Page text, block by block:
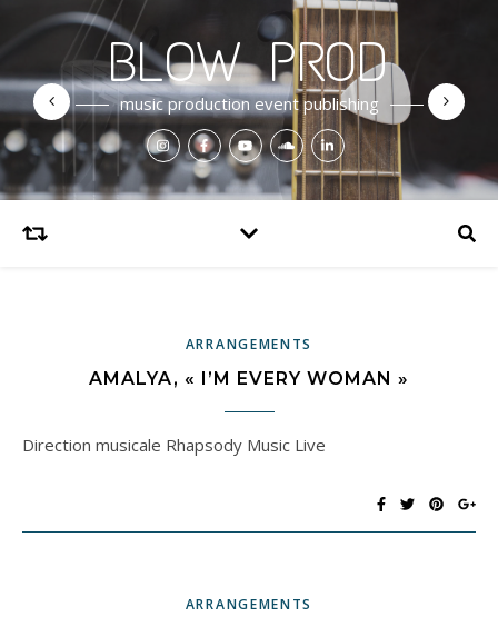
BLOW PROD
music production event publishing
ARRANGEMENTS
AMALYA, « I’M EVERY WOMAN »
Direction musicale Rhapsody Music Live
ARRANGEMENTS